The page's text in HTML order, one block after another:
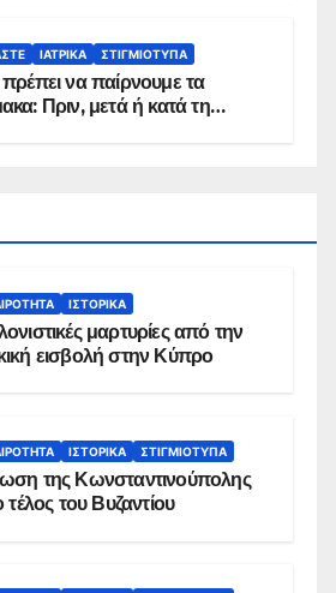
ΙΑΤΡΙΚΆ ΣΤΙΓΜΙΌΤΥΠΑ
να παίρνουμε τα
Πριν, μετά ή κατά τη
ΙΣΤΟΡΙΚΆ
μαρτυρίες από την
εισβολή στην Κύπρο
ΙΣΤΟΡΙΚΆ ΣΤΙΓΜΙΌΤΥΠΑ
της Κωνσταντινούπολης
τέλος του Βυζαντίου